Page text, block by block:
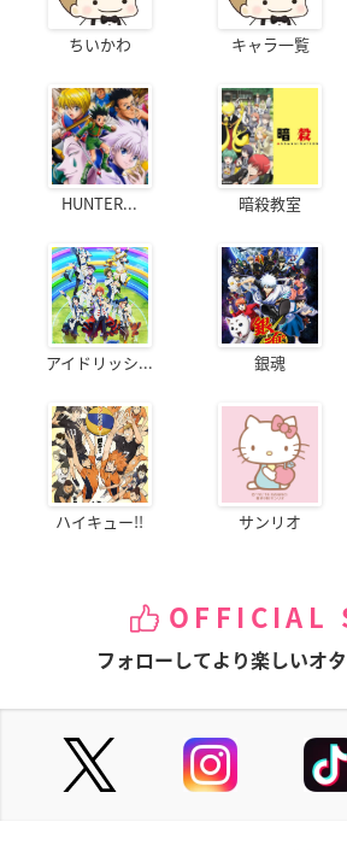
ちいかわ キャラ一覧
HUNTER... 暗殺教室
アイドリッシ... 銀魂
ハイキュー!! サンリオ
OFFICIAL
フォローしてより楽しいオ